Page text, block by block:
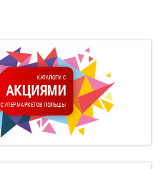
КАТАЛОГИ С
АКЦИЯМИ
СУПЕРМАРКЕТОВ ПОЛЬШЫ